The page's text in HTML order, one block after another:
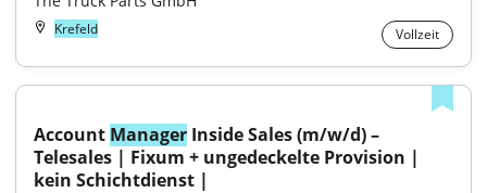
Krefeld Vollzeit
Account Manager Inside Sales (m/w/d) –
Telesales | Fixum + ungedeckelte Provision |
kein Schichtdienst |